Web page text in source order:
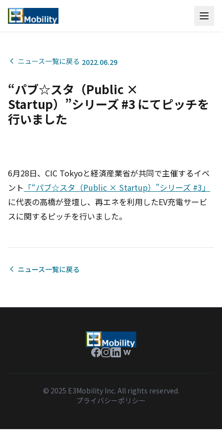
ニュース一覧に戻る 2022.06.29
“パブ☆スタ（Public ×
Startup）”シリーズ #3 にてピッチを
行いました
6月28日、CIC Tokyoと経済産業省が共同で主催するイベ
ント 「“パブ☆スタ（Public × Startup）”シリーズ #3」
に代表の高橋が登壇し、再エネを利用したEV充電サービ
スに関するピッチを行いました。
ニュース一覧に戻る
© 2025 E3Mobility Inc. All rights reserved.
プライバシーポリシー